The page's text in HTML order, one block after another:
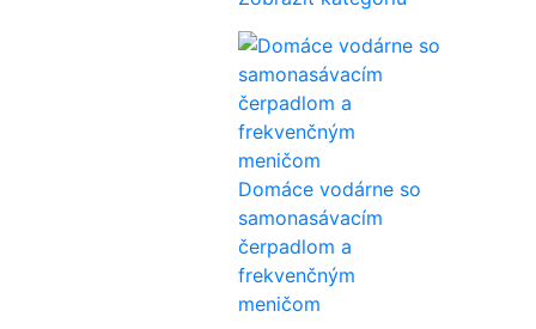
Domáce vodárne so
samonasávacím
čerpadlom a
frekvenčným
meničom